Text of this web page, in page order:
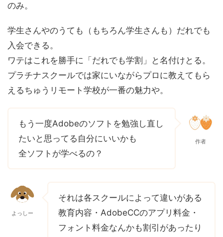
のみ。
学生さんやのうても（もちろん学生さんも）だれでも
入会できる。
ワテはこれを勝手に「だれでも学割」と名付けとる。
プラチナスクールでは家にいながらプロに教えてもら
えるちゅうリモート学校が一番の魅力や。
もう一度Adobeのソフトを勉強し直し
たいと思ってる自分にいいかも
全ソフトが学べるの？
作者
よっしー
それは各スクールによって違いがある
教育内容・AdobeCCのアプリ料金・
フォント料金なんかも割引があったり